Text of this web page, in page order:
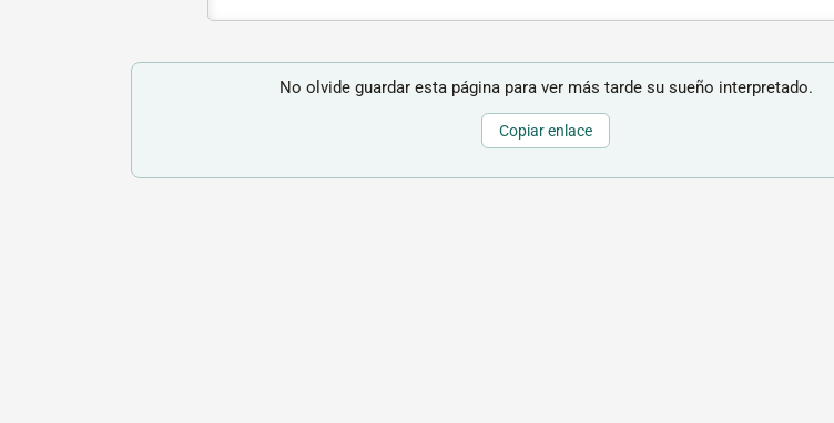
No olvide guardar esta página para ver más tarde su sueño interpretado.
Copiar enlace